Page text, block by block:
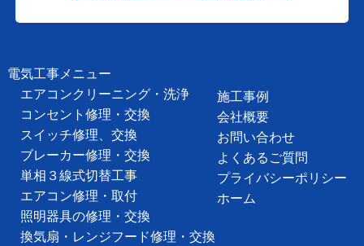
電気工事メニュー
エアコンクリーニング・洗浄
コンセント修理・交換
スイッチ修理、交換
ブレーカー修理・交換
単相３線式切替工事
エアコン修理・取付
照明器具の修理・交換
換気扇・レンジフード修理・交換
施工事例
会社概要
お問い合わせ
よくあるご質問
プライバシーポリシー
ホーム